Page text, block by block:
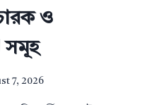
ও
সমূহ
7, 2026